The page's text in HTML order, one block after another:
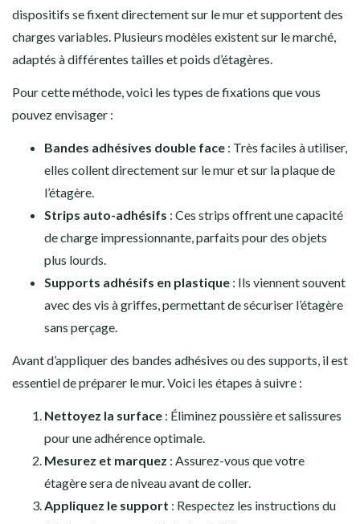
dispositifs se fixent directement sur le mur et supportent des
charges variables. Plusieurs modèles existent sur le marché,
adaptés à différentes tailles et poids d’étagères.
Pour cette méthode, voici les types de fixations que vous
pouvez envisager :
Bandes adhésives double face : Très faciles à utiliser,
elles collent directement sur le mur et sur la plaque de
l’étagère.
Strips auto-adhésifs : Ces strips offrent une capacité
de charge impressionnante, parfaits pour des objets
plus lourds.
Supports adhésifs en plastique : Ils viennent souvent
avec des vis à griffes, permettant de sécuriser l’étagère
sans perçage.
Avant d’appliquer des bandes adhésives ou des supports, il est
essentiel de préparer le mur. Voici les étapes à suivre :
Nettoyez la surface : Éliminez poussière et salissures
pour une adhérence optimale.
Mesurez et marquez : Assurez-vous que votre
étagère sera de niveau avant de coller.
Appliquez le support : Respectez les instructions du